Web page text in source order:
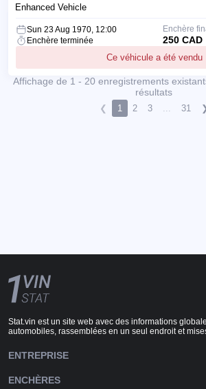
Enhanced Vehicle
Sun 23 Aug 1970, 12:00
Enchère terminée
Ce véhicule a été vendu
Enchère
250 CAD
Affichage de 1 - 20 enregistrements
résultats
❮ 1 2 3 31
Stat.vin est un site web avec des informations
automobiles, rassemblées en un seul endroit et
ENTREPRISE
ENCHÈRES